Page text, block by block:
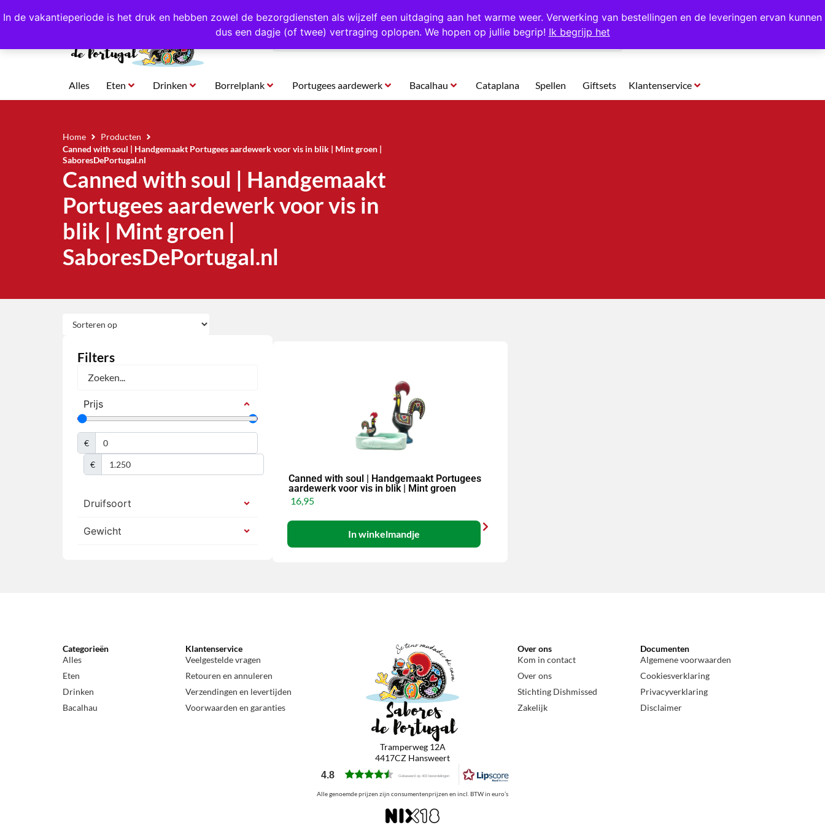
In de vakantieperiode is het druk en hebben zowel de bezorgdiensten als wijzelf een uitdaging aan het warme weer. Verwerking van bestellingen en de leveringen ervan kunnen
dus een dagje (of twee) vertraging oplopen. We hopen op jullie begrip! Ik begrijp het
4,8/5,0 sterren beoordeeld! Eigen import uit Portugal Altijd 1000 verschillende producten op voorraad Gratis op te halen in Hansweert
Alles Eten Drinken Borrelplank Portugees aardewerk Bacalhau Cataplana Spellen Giftsets Klantenservice
Home
Producten
Canned with soul | Handgemaakt Portugees aardewerk voor vis in blik | Mint groen |
SaboresDePortugal.nl
Canned with soul | Handgemaakt
Portugees aardewerk voor vis in
blik | Mint groen |
SaboresDePortugal.nl
Filters
Prijs
€
€
Druifsoort
Gewicht
Canned with soul | Handgemaakt Portugees
aardewerk voor vis in blik | Mint groen
16,95
In winkelmandje
Categorieën
Alles
Eten
Drinken
Bacalhau
Klantenservice
Veelgestelde vragen
Retouren en annuleren
Verzendingen en levertijden
Voorwaarden en garanties
Tramperweg 12A
4417CZ Hansweert
4.8 Gebaseerd op 403 beoordelingen
Alle genoemde prijzen zijn consumentenprijzen en incl. BTW in euro’s
Over ons
Kom in contact
Over ons
Stichting Dishmissed
Zakelijk
Documenten
Algemene voorwaarden
Cookiesverklaring
Privacyverklaring
Disclaimer